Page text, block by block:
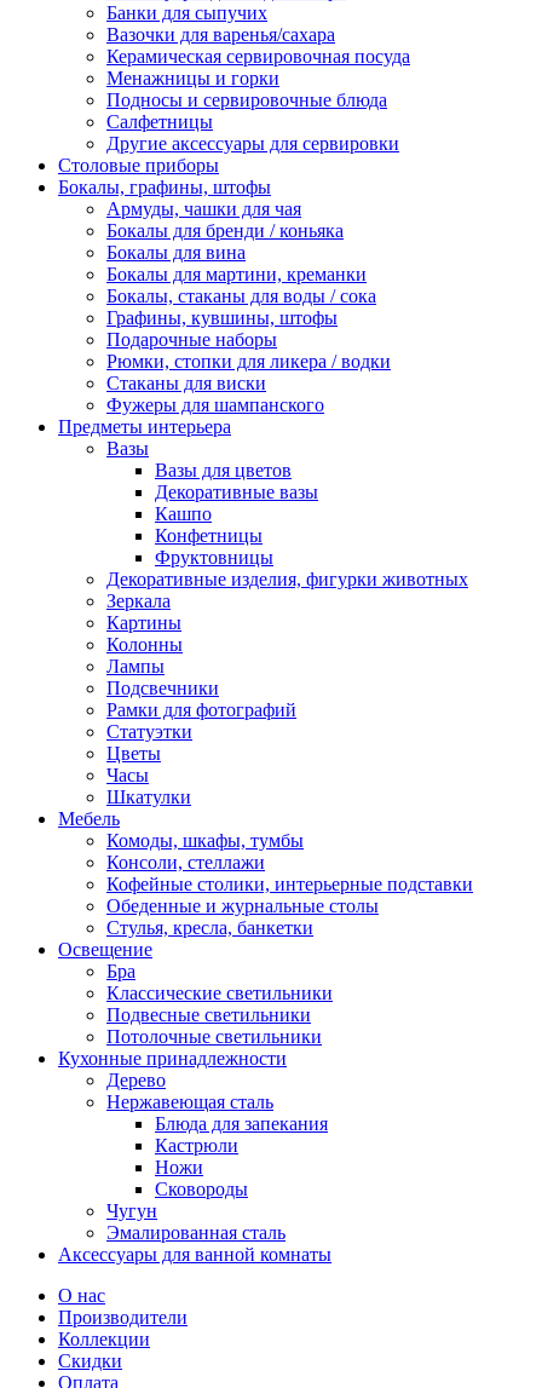
Банки для сыпучих
Вазочки для варенья/сахара
Керамическая сервировочная посуда
Менажницы и горки
Подносы и сервировочные блюда
Салфетницы
Другие аксессуары для сервировки
Столовые приборы
Бокалы, графины, штофы
Армуды, чашки для чая
Бокалы для бренди / коньяка
Бокалы для вина
Бокалы для мартини, креманки
Бокалы, стаканы для воды / сока
Графины, кувшины, штофы
Подарочные наборы
Рюмки, стопки для ликера / водки
Стаканы для виски
Фужеры для шампанского
Предметы интерьера
Вазы
Вазы для цветов
Декоративные вазы
Кашпо
Конфетницы
Фруктовницы
Декоративные изделия, фигурки животных
Зеркала
Картины
Колонны
Лампы
Подсвечники
Рамки для фотографий
Статуэтки
Цветы
Часы
Шкатулки
Мебель
Комоды, шкафы, тумбы
Консоли, стеллажи
Кофейные столики, интерьерные подставки
Обеденные и журнальные столы
Стулья, кресла, банкетки
Освещение
Бра
Классические светильники
Подвесные светильники
Потолочные светильники
Кухонные принадлежности
Дерево
Нержавеющая сталь
Блюда для запекания
Кастрюли
Ножи
Сковороды
Чугун
Эмалированная сталь
Аксессуары для ванной комнаты
О нас
Производители
Коллекции
Скидки
Оплата